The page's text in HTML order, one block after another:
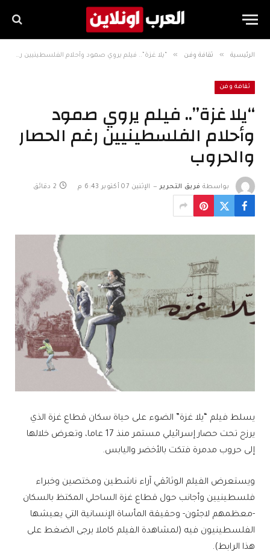
الرئيسية » ثقافة وفن » “‏يلا غزة”.. فيلم يروي صمود وأحلام الفلسطينيين رغم الحصار والحروب
ثقافة وفن
“‏يلا غزة”.. فيلم يروي صمود
وأحلام الفلسطينيين رغم الحصار
والحروب
بواسطة فريق التحرير الإثنين 07 أكتوبر 6:43 م 2 دقائق
يسلط فيلم “‏يلا غزة” الضوء على حياة سكان قطاع غزة الذي
يرزح تحت حصار إسرائيلي مستمر منذ 17 عاما، وتعرض خلالها
إلى حروب مدمرة فتكت بالأخضر واليابس.
ويستعرض الفيلم الوثائقي آراء ناشطين ومختصين وخبراء
فلسطينيين وأجانب حول قطاع غزة الساحلي المكتظ بالسكان
-معظمهم لاجئون- وحقيقة المأساة الإنسانية التي يعيشها
الفلسطينيون فيه (لمشاهدة الفيلم كاملا يرجى الضغط على
هذا الرابط).